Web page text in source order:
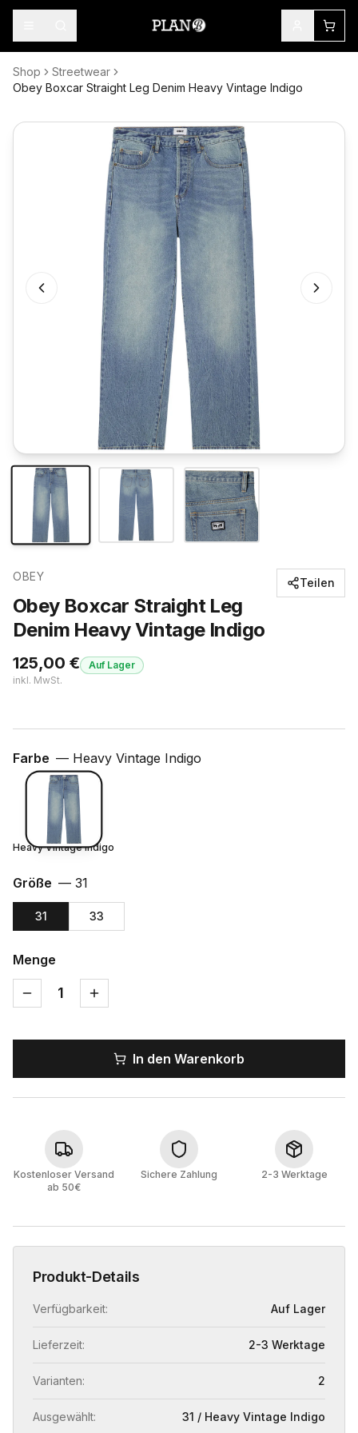
Shop
Streetwear
Obey Boxcar Straight Leg Denim Heavy Vintage Indigo
OBEY
Obey Boxcar Straight Leg
Denim Heavy Vintage Indigo
125,00 €
inkl. MwSt.
Auf Lager
Teilen
Farbe — Heavy Vintage Indigo
Heavy Vintage Indigo
Größe — 31
31 33
Menge
1
In den Warenkorb
Kostenloser Versand
ab 50€
Sichere Zahlung 2-3 Werktage
Produkt-Details
Verfügbarkeit: Auf Lager
Lieferzeit: 2-3 Werktage
Varianten: 2
Ausgewählt: 31 / Heavy Vintage Indigo